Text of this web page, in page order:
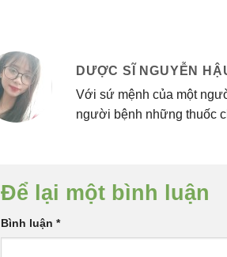
DƯỢC SĨ NGUYỄN
Với sứ mệnh của một
người bệnh những thuốc
Để lại một bình luận
Bình luận *